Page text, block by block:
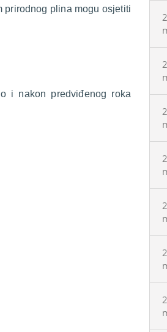
prirodnog plina mogu osjetiti
i nakon predviđenog roka